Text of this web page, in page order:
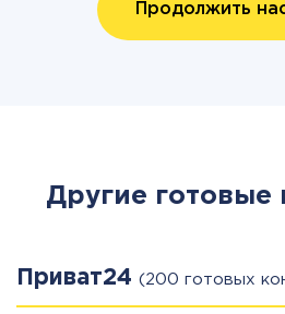
Продолжить
Другие готовые
Приват24 (200 готовых